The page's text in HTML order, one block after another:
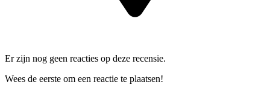
Er zijn nog geen reacties op deze recensie.
Wees de eerste om een reactie te plaatsen!